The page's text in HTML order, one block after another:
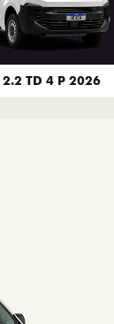
TD 4 P 2026